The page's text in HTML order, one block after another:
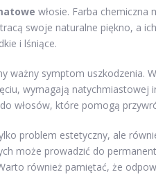
włosie. Farba chemiczna
swoje naturalne piękno, a
i lśniące.
ważny symptom uszkodzenia.
wymagają
włosów, które pomogą
problem estetyczny, ale
może prowadzić do
również pamiętać, że